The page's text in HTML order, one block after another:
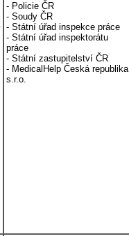
- Policie ČR
- Soudy ČR
- Státní úřad inspekce práce
- Státní úřad inspektorátu
práce
- Státní zastupitelství ČR
- MedicalHelp Česká republika
s.r.o.